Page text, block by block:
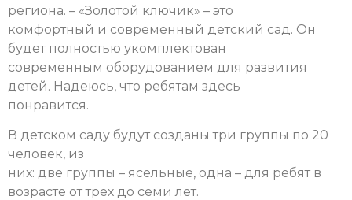
региона. – «Золотой ключик» – это
комфортный и современный детский сад. Он
будет полностью укомплектован
современным оборудованием для развития
детей. Надеюсь, что ребятам здесь
понравится.
В детском саду будут созданы три группы по 20
человек, из
них: две группы – ясельные, одна – для ребят в
возрасте от трех до семи лет.